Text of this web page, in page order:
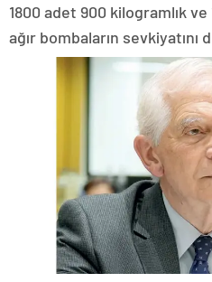
1800 adet 900 kilogramlık
ağır bombaların